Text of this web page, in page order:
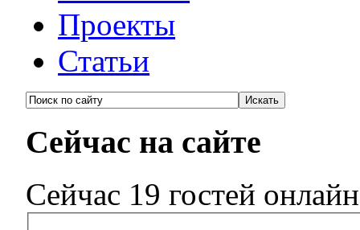
Проекты
Статьи
Сейчас на сайте
Сейчас 19 гостей онлайн